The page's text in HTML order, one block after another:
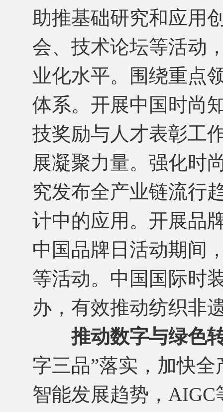
助推基础研究和应用
会、技术论坛等活动
业化水平。围绕重点
体系。开展中国时尚
技奖励与人才表彰工
展凝聚力量。强化时
究发布全产业链流行
计中的应用。开展品
中国品牌日活动期间
等活动。中国国际时
办，有效推动纺织非
推动数字与绿色
字三品”落实，加快
智能发展趋势，